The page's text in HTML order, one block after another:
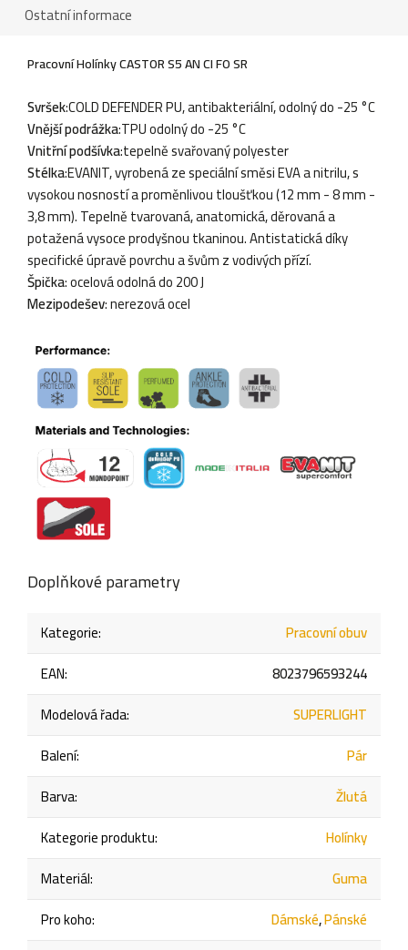
Ostatní informace
Pracovní Holínky CASTOR S5 AN CI FO SR
Svršek:COLD DEFENDER PU, antibakteriální, odolný do -25 °C
Vnější podrážka:TPU odolný do -25 °C
Vnitřní podšívka:tepelně svařovaný polyester
Stélka:EVANIT, vyrobená ze speciální směsi EVA a nitrilu, s
vysokou nosností a proměnlivou tloušťkou (12 mm - 8 mm -
3,8 mm). Tepelně tvarovaná, anatomická, děrovaná a
potažená vysoce prodyšnou tkaninou. Antistatická díky
specifické úpravě povrchu a švům z vodivých přízí.
Špička: ocelová odolná do 200 J
Mezipodešev: nerezová ocel
Doplňkové parametry
Kategorie:
Pracovní obuv
EAN:
8023796593244
Modelová řada:
SUPERLIGHT
Balení:
Pár
Barva:
Žlutá
Kategorie produktu:
Holínky
Materiál:
Guma
Pro koho: Dámské,Pánské